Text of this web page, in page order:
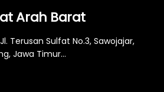
Arah Barat
Terusan Sulfat No.3, Sawojajar,
Jawa Timur...